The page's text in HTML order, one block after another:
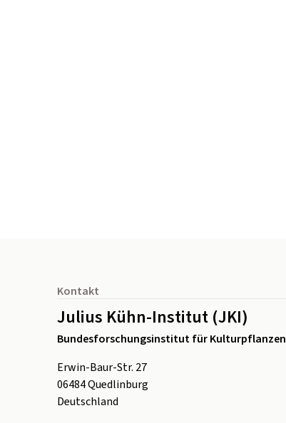
Kontakt
Julius Kühn-Institut (JKI)
Bundesforschungsinstitut für Kulturpflanzen
Erwin-Baur-Str. 27
06484Quedlinburg
Deutschland